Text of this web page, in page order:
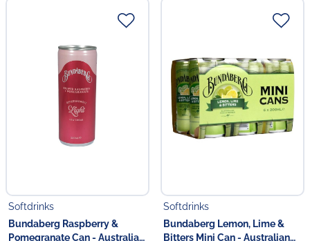
Softdrinks
Bundaberg Raspberry &
Pomegranate Can - Australian
Softdrinks
Bundaberg Lemon, Lime &
Bitters Mini Can - Australian